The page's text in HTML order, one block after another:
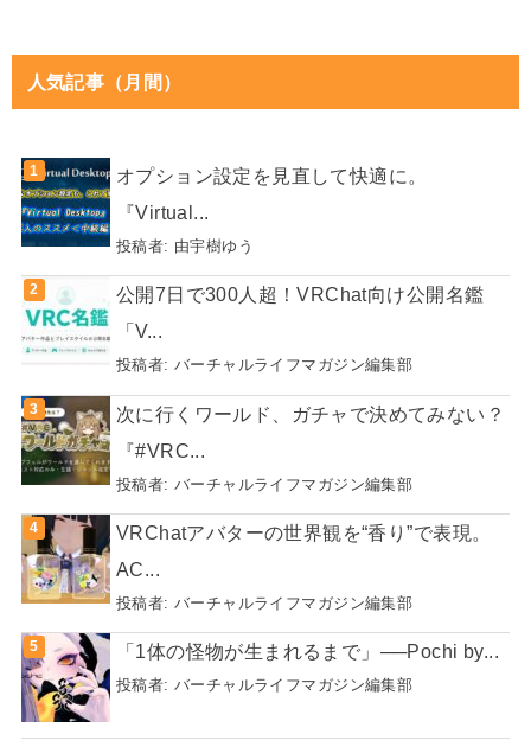
人気記事（月間）
オプション設定を見直して快適に。
『Virtual...
投稿者: 由宇樹ゆう
公開7日で300人超！VRChat向け公開名鑑
「V...
投稿者: バーチャルライフマガジン編集部
次に行くワールド、ガチャで決めてみない？
『#VRC...
投稿者: バーチャルライフマガジン編集部
VRChatアバターの世界観を“香り”で表現。
AC...
投稿者: バーチャルライフマガジン編集部
「1体の怪物が生まれるまで」──Pochi by...
投稿者: バーチャルライフマガジン編集部